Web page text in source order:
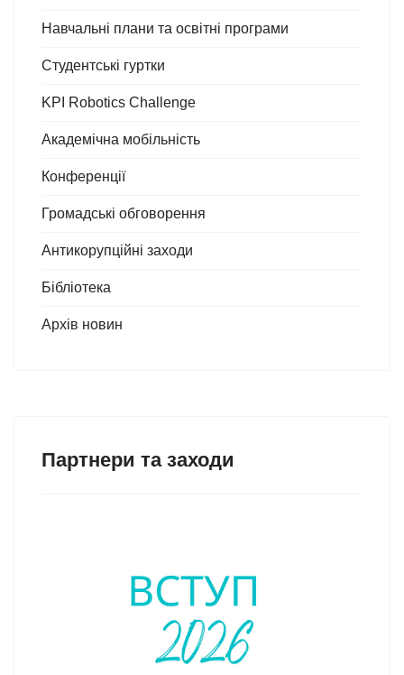
Навчальні плани та освітні програми
Студентські гуртки
KPI Robotics Challenge
Академічна мобільність
Конференції
Громадські обговорення
Антикорупційні заходи
Бібліотека
Архів новин
Партнери та заходи